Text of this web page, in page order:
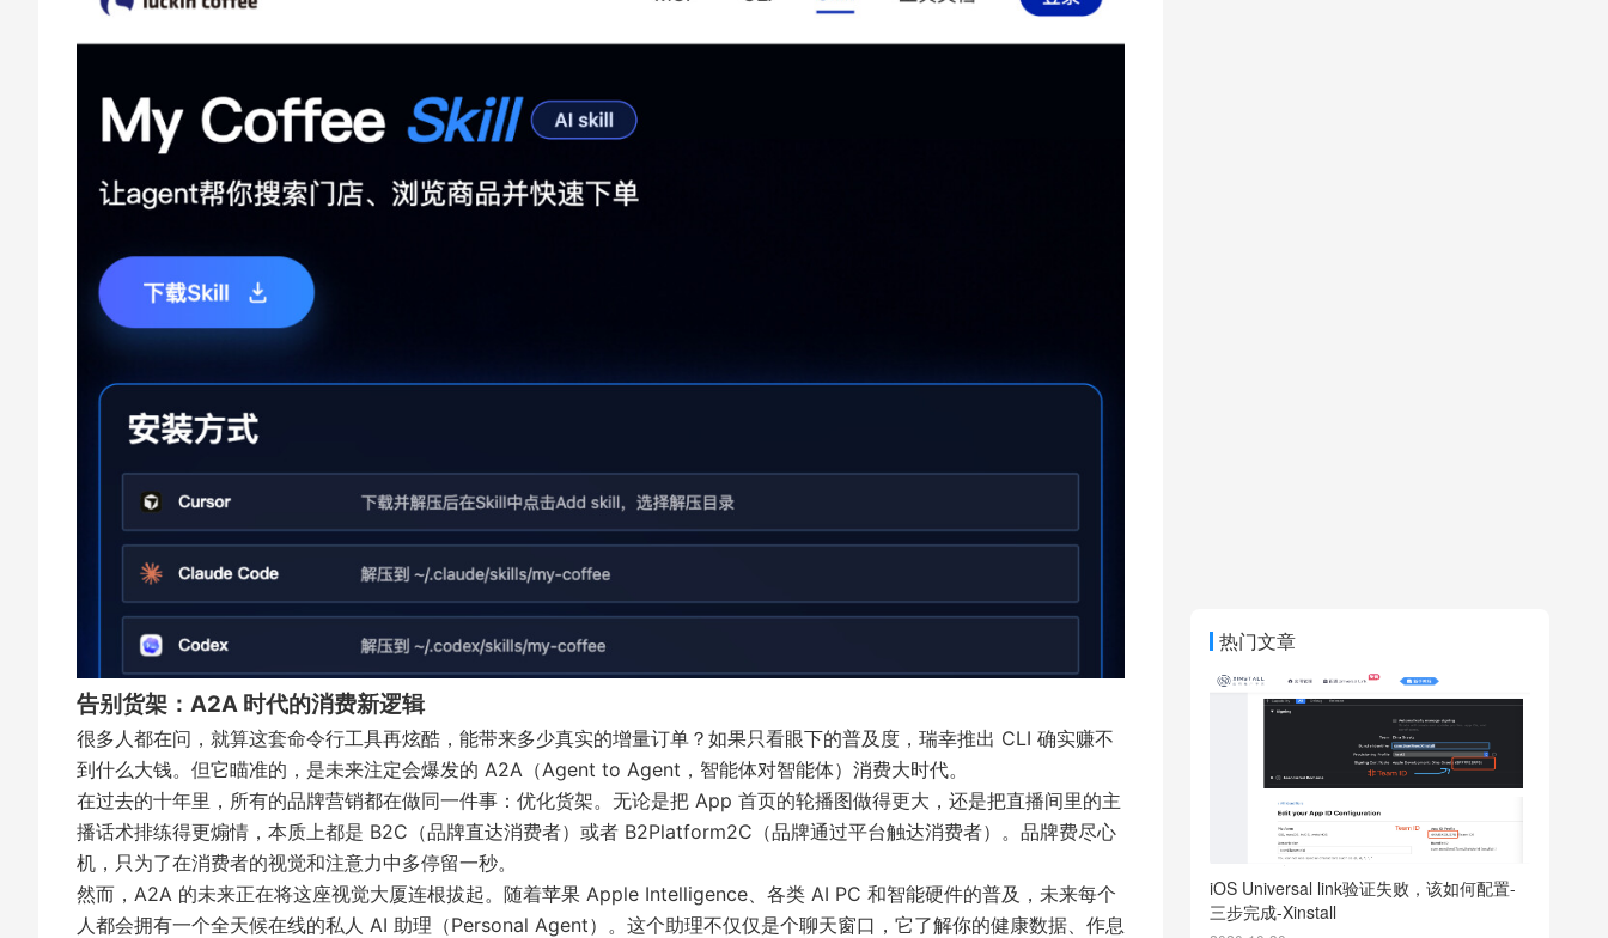
告别货架：A2A 时代的消费新逻辑
很多人都在问，就算这套命令行工具再炫酷，能带来多少真实的增量订单？如果只看眼下的普及度，瑞幸推出 CLI 确实赚不
到什么大钱。但它瞄准的，是未来注定会爆发的 A2A（Agent to Agent，智能体对智能体）消费大时代。
在过去的十年里，所有的品牌营销都在做同一件事：优化货架。无论是把 App 首页的轮播图做得更大，还是把直播间里的主
播话术排练得更煽情，本质上都是 B2C（品牌直达消费者）或者 B2Platform2C（品牌通过平台触达消费者）。品牌费尽心
机，只为了在消费者的视觉和注意力中多停留一秒。
然而，A2A 的未来正在将这座视觉大厦连根拔起。随着苹果 Apple Intelligence、各类 AI PC 和智能硬件的普及，未来每个
人都会拥有一个全天候在线的私人 AI 助理（Personal Agent）。这个助理不仅仅是个聊天窗口，它了解你的健康数据、作息
热门文章
iOS Universal link验证失败，该如何配置-
三步完成-Xinstall